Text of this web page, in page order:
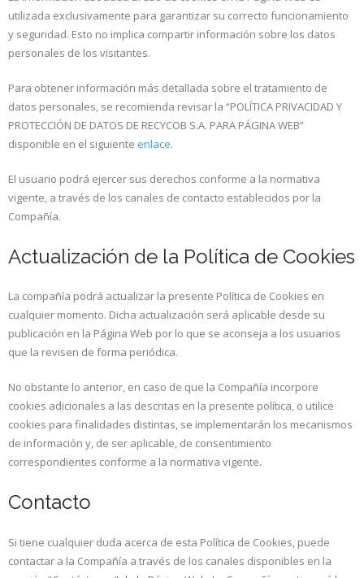
utilizada exclusivamente para garantizar su correcto funcionamiento
y seguridad. Esto no implica compartir información sobre los datos
personales de los visitantes.
Para obtener información más detallada sobre el tratamiento de
datos personales, se recomienda revisar la “POLÍTICA PRIVACIDAD Y
PROTECCIÓN DE DATOS DE RECYCOB S.A. PARA PÁGINA WEB”
disponible en el siguiente enlace.
El usuario podrá ejercer sus derechos conforme a la normativa
vigente, a través de los canales de contacto establecidos por la
Compañía.
Actualización de la Política de Cookies
La compañía podrá actualizar la presente Política de Cookies en
cualquier momento. Dicha actualización será aplicable desde su
publicación en la Página Web por lo que se aconseja a los usuarios
que la revisen de forma periódica.
No obstante lo anterior, en caso de que la Compañía incorpore
cookies adicionales a las descritas en la presente política, o utilice
cookies para finalidades distintas, se implementarán los mecanismos
de información y, de ser aplicable, de consentimiento
correspondientes conforme a la normativa vigente.
Contacto
Si tiene cualquier duda acerca de esta Política de Cookies, puede
contactar a la Compañía a través de los canales disponibles en la